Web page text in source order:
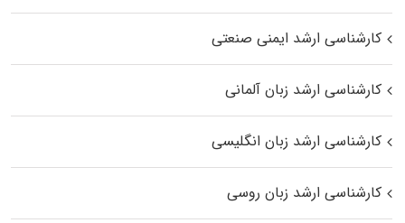
کارشناسی ارشد ایمنی صنعتی
کارشناسی ارشد زبان آلمانی
کارشناسی ارشد زبان انگلیسی
کارشناسی ارشد زبان روسی